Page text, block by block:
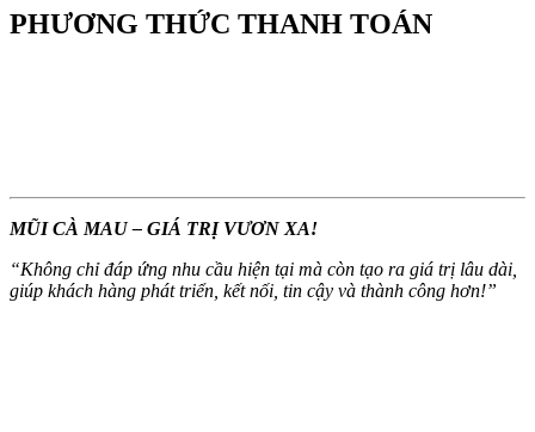
PHƯƠNG THỨC THANH TOÁN
MŨI CÀ MAU – GIÁ TRỊ VƯƠN XA!
“Không chỉ đáp ứng nhu cầu hiện tại mà còn tạo ra giá trị lâu dài,
giúp khách hàng phát triển, kết nối, tin cậy và thành công hơn!”